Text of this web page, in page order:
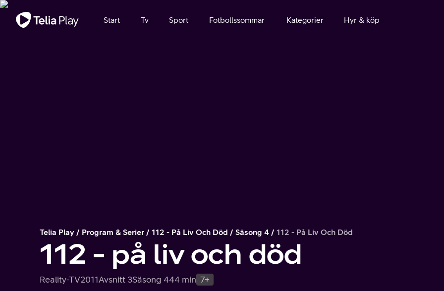
Viktigt meddelande
Start Tv Sport Fotbollssommar Kategorier Hyr & köp
Telia Play Program & Serier 112 - På Liv Och Död Säsong 4 112 - På Liv Och Död
112 - på liv och död
Reality-TV2011Avsnitt 3Säsong 444 min 7+